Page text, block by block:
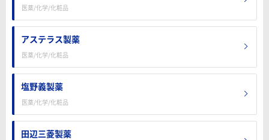
医薬/化学/化粧品
アステラス製薬
医薬/化学/化粧品
塩野義製薬
医薬/化学/化粧品
田辺三菱製薬